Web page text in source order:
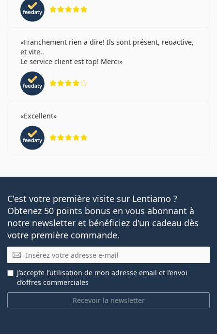
Franchement rien a dire! Ils sont présent, reoactive,
et vite..
Le service client est top! Merci
Excellent
C'est votre première visite sur Lentiamo ?
Obtenez 50 points bonus en vous abonnant à
notre newsletter et bénéficiez d'un cadeau dès
votre première commande.
E-mail
Recevoir la newsletter
J’accepte l’utilisation de mon adresse email et l’envoi
d’offres commerciales